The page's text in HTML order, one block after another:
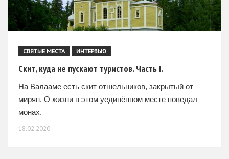
СВЯТЫЕ МЕСТА ИНТЕРВЬЮ
Скит, куда не пускают туристов. Часть I.
На Валааме есть скит отшельников, закрытый от
мирян. О жизни в этом уединённом месте поведал
монах.
18.02.2020